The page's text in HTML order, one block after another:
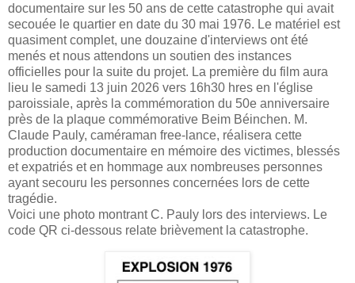
documentaire sur les 50 ans de cette catastrophe qui avait
secouée le quartier en date du 30 mai 1976. Le matériel est
quasiment complet, une douzaine d'interviews ont été
menés et nous attendons un soutien des instances
officielles pour la suite du projet. La première du film aura
lieu le samedi 13 juin 2026 vers 16h30 hres en l'église
paroissiale, après la commémoration du 50e anniversaire
près de la plaque commémorative Beim Béinchen. M.
Claude Pauly, caméraman free-lance, réalisera cette
production documentaire en mémoire des victimes, blessés
et expatriés et en hommage aux nombreuses personnes
ayant secouru les personnes concernées lors de cette
tragédie.
Voici une photo montrant C. Pauly lors des interviews. Le
code QR ci-dessous relate brièvement la catastrophe.